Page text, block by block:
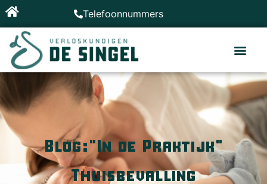
Telefoonnummers
Blog:"In de Praktijk"
Thuisbevalling